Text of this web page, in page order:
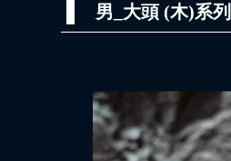
男_大頭 (木)系列